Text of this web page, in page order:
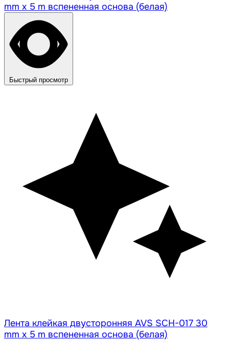
Быстрый просмотр
Лента клейкая двусторонняя AVS SCH-017 30
mm x 5 m вспененная основа (белая)